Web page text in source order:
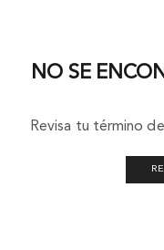
NO SE
Revisa tu término